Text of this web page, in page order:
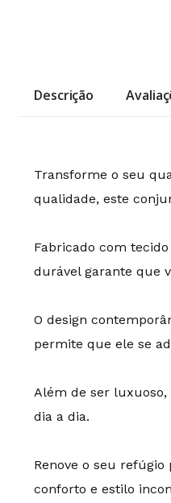
Descrição
Transforme o seu
qualidade, este
Fabricado com
durável garante que
O design
permite que ele se
Além de ser luxuoso,
dia a dia.
Renove o seu
conforto e estilo